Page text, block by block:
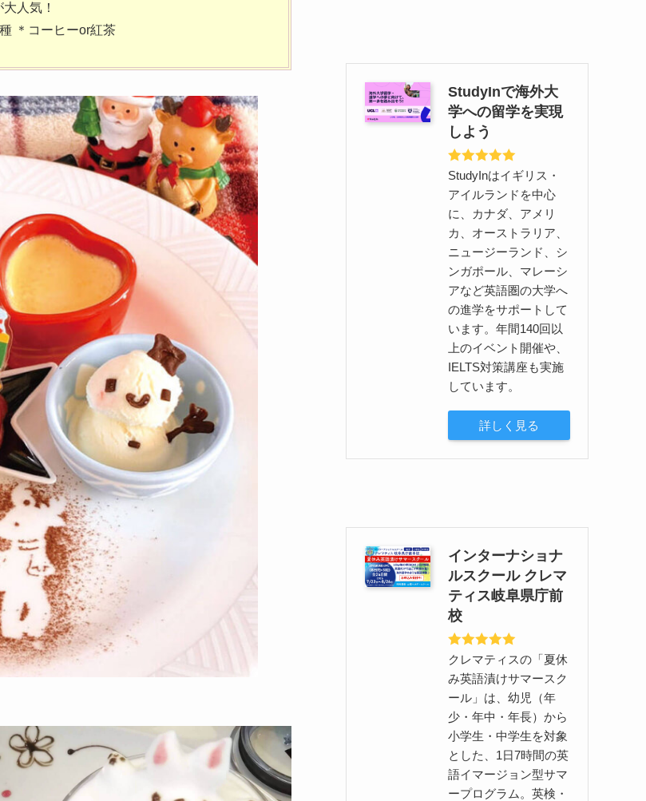
大人気！
＊コーヒーor紅茶
StudyInで海外大
学への留学を実現
しよう
StudyInはイギリス・
アイルランドを中心
に、カナダ、アメリ
カ、オーストラリア、
ニュージーランド、シ
ンガポール、マレーシ
アなど英語圏の大学へ
の進学をサポートして
います。年間140回以
上のイベント開催や、
IELTS対策講座も実施
しています。
詳しく見る
インターナショナ
ルスクール クレマ
ティス岐阜県庁前
校
クレマティスの「夏休
み英語漬けサマースク
ール」は、幼児（年
少・年中・年長）から
小学生・中学生を対象
とした、1日7時間の英
語イマージョン型サマ
ープログラム。英検・